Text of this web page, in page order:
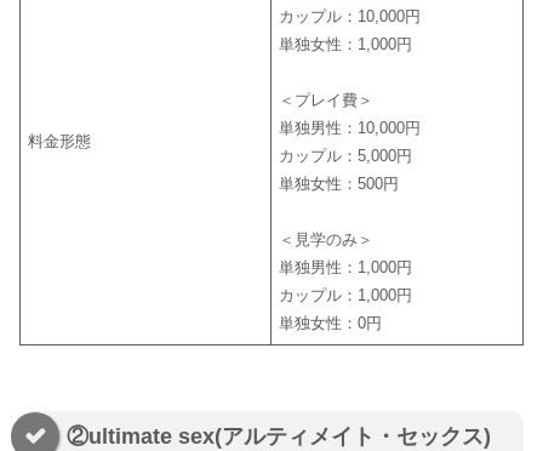
料金形態
カップル：10,000円
単独女性：1,000円
＜プレイ費＞
単独男性：10,000円
カップル：5,000円
単独女性：500円
＜見学のみ＞
単独男性：1,000円
カップル：1,000円
単独女性：0円
②ultimate sex(アルティメイト・セックス)